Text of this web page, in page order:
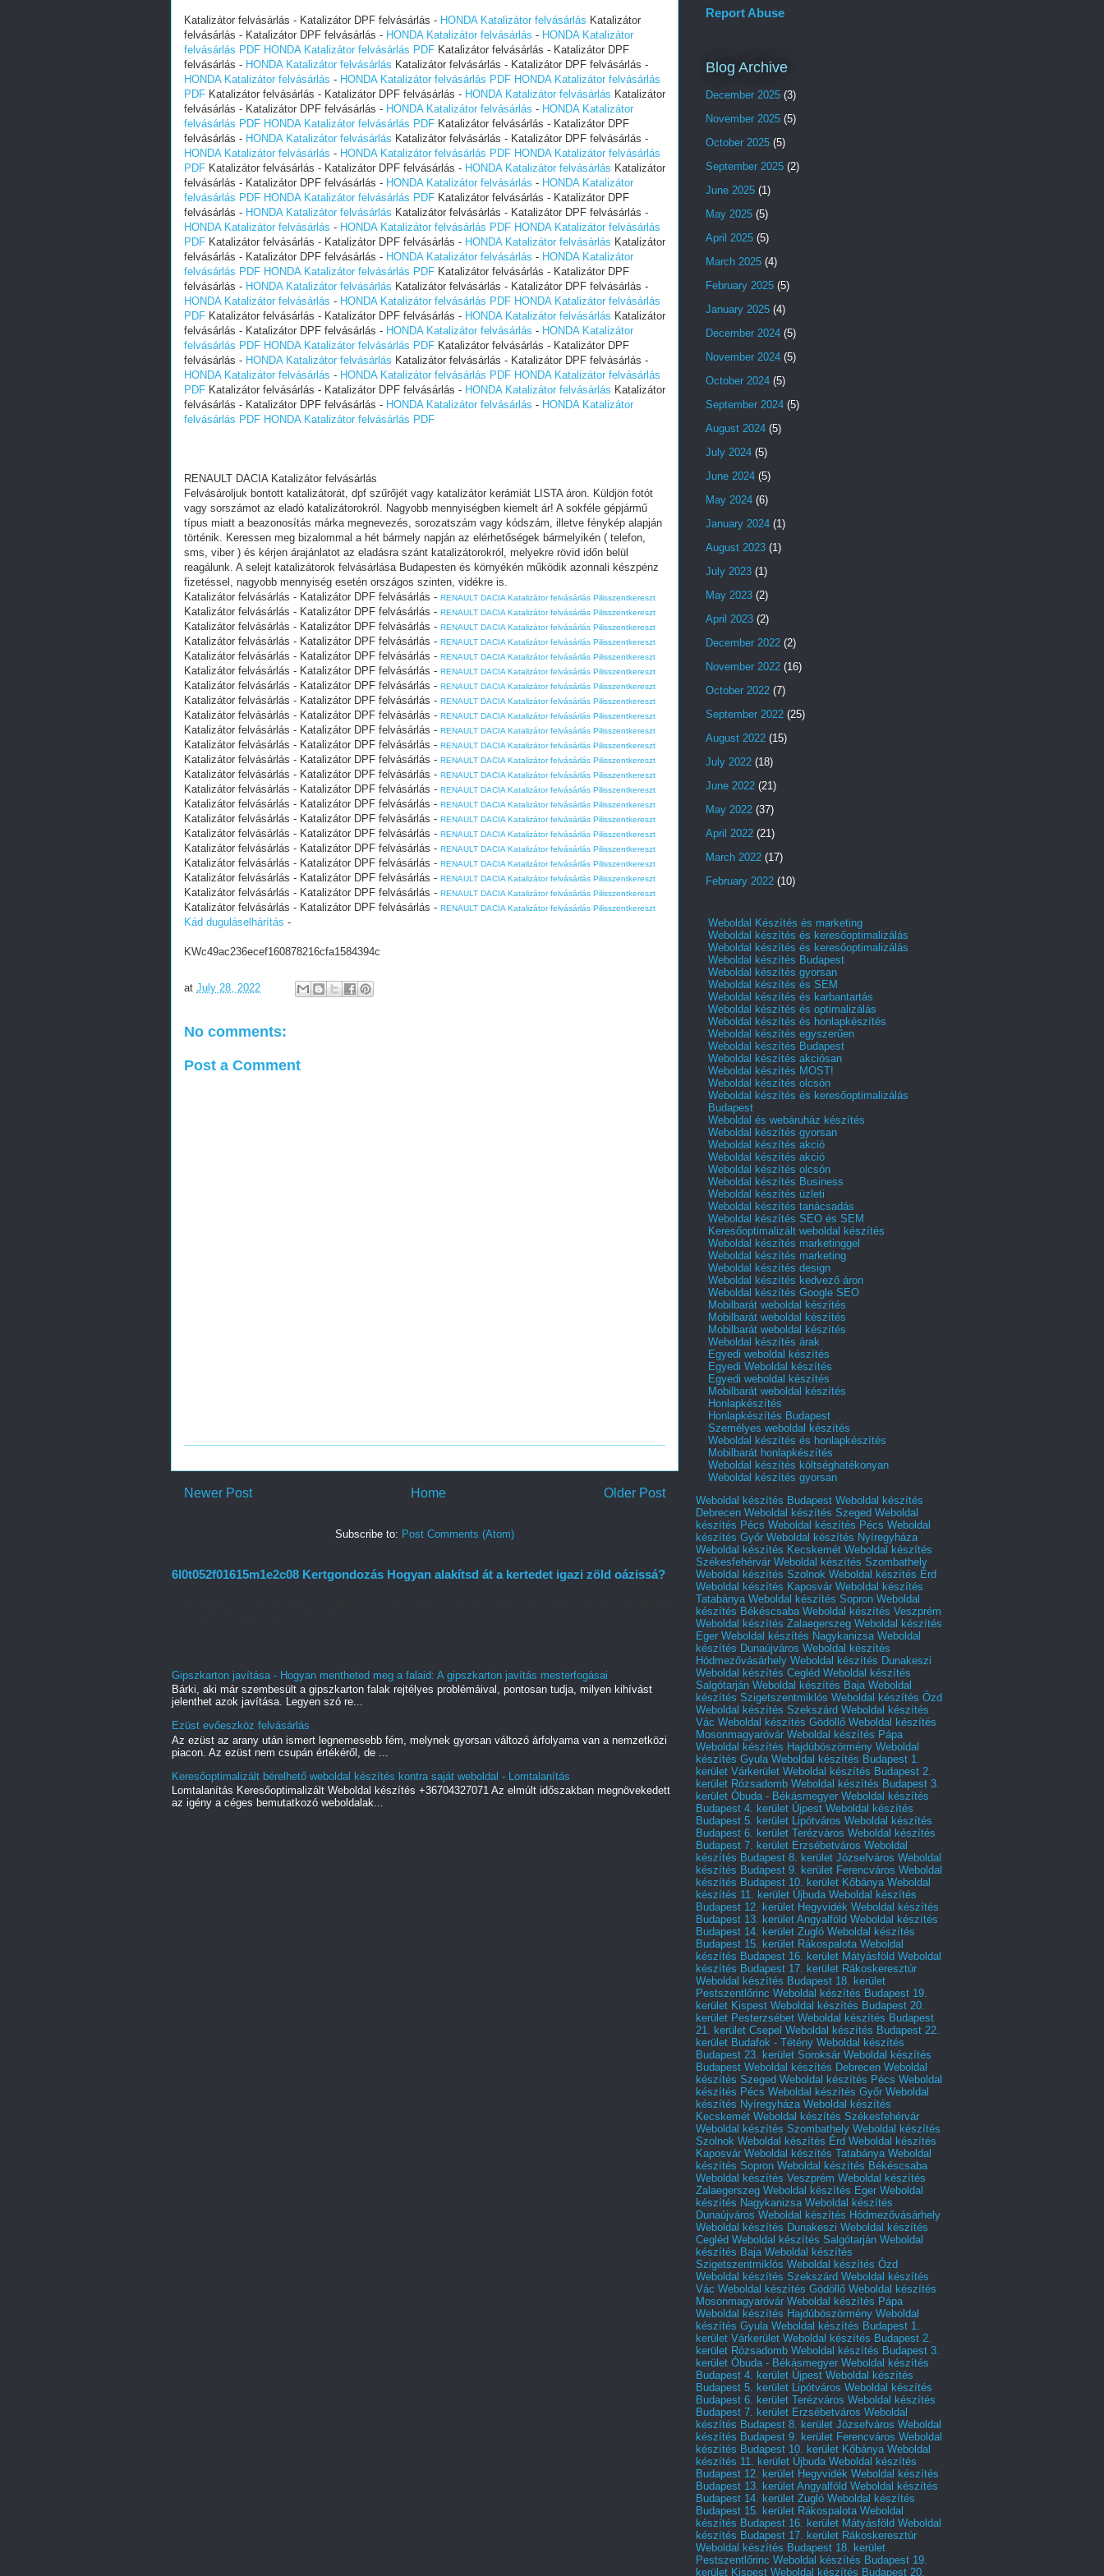
Katalizátor felvásárlás - Katalizátor DPF felvásárlás - HONDA Katalizátor felvásárlás Katalizátor
felvásárlás - Katalizátor DPF felvásárlás - HONDA Katalizátor felvásárlás - HONDA Katalizátor
felvásárlás PDF HONDA Katalizátor felvásárlás PDF Katalizátor felvásárlás - Katalizátor DPF
felvásárlás - HONDA Katalizátor felvásárlás Katalizátor felvásárlás - Katalizátor DPF felvásárlás -
HONDA Katalizátor felvásárlás - HONDA Katalizátor felvásárlás PDF HONDA Katalizátor felvásárlás
PDF Katalizátor felvásárlás - Katalizátor DPF felvásárlás - HONDA Katalizátor felvásárlás Katalizátor
felvásárlás - Katalizátor DPF felvásárlás - HONDA Katalizátor felvásárlás - HONDA Katalizátor
felvásárlás PDF HONDA Katalizátor felvásárlás PDF Katalizátor felvásárlás - Katalizátor DPF
felvásárlás - HONDA Katalizátor felvásárlás Katalizátor felvásárlás - Katalizátor DPF felvásárlás -
HONDA Katalizátor felvásárlás - HONDA Katalizátor felvásárlás PDF HONDA Katalizátor felvásárlás
PDF Katalizátor felvásárlás - Katalizátor DPF felvásárlás - HONDA Katalizátor felvásárlás Katalizátor
felvásárlás - Katalizátor DPF felvásárlás - HONDA Katalizátor felvásárlás - HONDA Katalizátor
felvásárlás PDF HONDA Katalizátor felvásárlás PDF Katalizátor felvásárlás - Katalizátor DPF
felvásárlás - HONDA Katalizátor felvásárlás Katalizátor felvásárlás - Katalizátor DPF felvásárlás -
HONDA Katalizátor felvásárlás - HONDA Katalizátor felvásárlás PDF HONDA Katalizátor felvásárlás
PDF Katalizátor felvásárlás - Katalizátor DPF felvásárlás - HONDA Katalizátor felvásárlás Katalizátor
felvásárlás - Katalizátor DPF felvásárlás - HONDA Katalizátor felvásárlás - HONDA Katalizátor
felvásárlás PDF HONDA Katalizátor felvásárlás PDF Katalizátor felvásárlás - Katalizátor DPF
felvásárlás - HONDA Katalizátor felvásárlás Katalizátor felvásárlás - Katalizátor DPF felvásárlás -
HONDA Katalizátor felvásárlás - HONDA Katalizátor felvásárlás PDF HONDA Katalizátor felvásárlás
PDF Katalizátor felvásárlás - Katalizátor DPF felvásárlás - HONDA Katalizátor felvásárlás Katalizátor
felvásárlás - Katalizátor DPF felvásárlás - HONDA Katalizátor felvásárlás - HONDA Katalizátor
felvásárlás PDF HONDA Katalizátor felvásárlás PDF Katalizátor felvásárlás - Katalizátor DPF
felvásárlás - HONDA Katalizátor felvásárlás Katalizátor felvásárlás - Katalizátor DPF felvásárlás -
HONDA Katalizátor felvásárlás - HONDA Katalizátor felvásárlás PDF HONDA Katalizátor felvásárlás
PDF Katalizátor felvásárlás - Katalizátor DPF felvásárlás - HONDA Katalizátor felvásárlás Katalizátor
felvásárlás - Katalizátor DPF felvásárlás - HONDA Katalizátor felvásárlás - HONDA Katalizátor
felvásárlás PDF HONDA Katalizátor felvásárlás PDF
RENAULT DACIA Katalizátor felvásárlás
Felvásároljuk bontott katalizátorát, dpf szűrőjét vagy katalizátor kerámiát LISTA áron. Küldjön fotót
vagy sorszámot az eladó katalizátorokról. Nagyobb mennyiségben kiemelt ár! A sokféle gépjármű
típus miatt a beazonosítás márka megnevezés, sorozatszám vagy kódszám, illetve fénykép alapján
történik. Keressen meg bizalommal a hét bármely napján az elérhetőségek bármelyikén ( telefon,
sms, viber ) és kérjen árajánlatot az eladásra szánt katalizátorokról, melyekre rövid időn belül
reagálunk. A selejt katalizátorok felvásárlása Budapesten és környékén működik azonnali készpénz
fizetéssel, nagyobb mennyiség esetén országos szinten, vidékre is.
Katalizátor felvásárlás - Katalizátor DPF felvásárlás - RENAULT DACIA Katalizátor felvásárlás Pilisszentkereszt
Katalizátor felvásárlás - Katalizátor DPF felvásárlás - RENAULT DACIA Katalizátor felvásárlás Pilisszentkereszt
Katalizátor felvásárlás - Katalizátor DPF felvásárlás - RENAULT DACIA Katalizátor felvásárlás Pilisszentkereszt
Katalizátor felvásárlás - Katalizátor DPF felvásárlás - RENAULT DACIA Katalizátor felvásárlás Pilisszentkereszt
Katalizátor felvásárlás - Katalizátor DPF felvásárlás - RENAULT DACIA Katalizátor felvásárlás Pilisszentkereszt
Katalizátor felvásárlás - Katalizátor DPF felvásárlás - RENAULT DACIA Katalizátor felvásárlás Pilisszentkereszt
Katalizátor felvásárlás - Katalizátor DPF felvásárlás - RENAULT DACIA Katalizátor felvásárlás Pilisszentkereszt
Katalizátor felvásárlás - Katalizátor DPF felvásárlás - RENAULT DACIA Katalizátor felvásárlás Pilisszentkereszt
Katalizátor felvásárlás - Katalizátor DPF felvásárlás - RENAULT DACIA Katalizátor felvásárlás Pilisszentkereszt
Katalizátor felvásárlás - Katalizátor DPF felvásárlás - RENAULT DACIA Katalizátor felvásárlás Pilisszentkereszt
Katalizátor felvásárlás - Katalizátor DPF felvásárlás - RENAULT DACIA Katalizátor felvásárlás Pilisszentkereszt
Katalizátor felvásárlás - Katalizátor DPF felvásárlás - RENAULT DACIA Katalizátor felvásárlás Pilisszentkereszt
Katalizátor felvásárlás - Katalizátor DPF felvásárlás - RENAULT DACIA Katalizátor felvásárlás Pilisszentkereszt
Katalizátor felvásárlás - Katalizátor DPF felvásárlás - RENAULT DACIA Katalizátor felvásárlás Pilisszentkereszt
Katalizátor felvásárlás - Katalizátor DPF felvásárlás - RENAULT DACIA Katalizátor felvásárlás Pilisszentkereszt
Katalizátor felvásárlás - Katalizátor DPF felvásárlás - RENAULT DACIA Katalizátor felvásárlás Pilisszentkereszt
Katalizátor felvásárlás - Katalizátor DPF felvásárlás - RENAULT DACIA Katalizátor felvásárlás Pilisszentkereszt
Katalizátor felvásárlás - Katalizátor DPF felvásárlás - RENAULT DACIA Katalizátor felvásárlás Pilisszentkereszt
Katalizátor felvásárlás - Katalizátor DPF felvásárlás - RENAULT DACIA Katalizátor felvásárlás Pilisszentkereszt
Katalizátor felvásárlás - Katalizátor DPF felvásárlás - RENAULT DACIA Katalizátor felvásárlás Pilisszentkereszt
Katalizátor felvásárlás - Katalizátor DPF felvásárlás - RENAULT DACIA Katalizátor felvásárlás Pilisszentkereszt
Katalizátor felvásárlás - Katalizátor DPF felvásárlás - RENAULT DACIA Katalizátor felvásárlás Pilisszentkereszt
Kád duguláselhárítás -
KWc49ac236ecef160878216cfa1584394c
at July 28, 2022
No comments:
Post a Comment
Newer Post Older Post
Home
Subscribe to: Post Comments (Atom)
6l0t052f01615m1e2c08 Kertgondozás Hogyan alakítsd át a kertedet igazi zöld oázissá?
Gipszkarton javítása - Hogyan mentheted meg a falaid: A gipszkarton javítás mesterfogásai
Bárki, aki már szembesült a gipszkarton falak rejtélyes problémáival, pontosan tudja, milyen kihívást
jelenthet azok javítása. Legyen szó re...
Ezüst evőeszköz felvásárlás
Az ezüst az arany után ismert legnemesebb fém, melynek gyorsan változó árfolyama van a nemzetközi
piacon. Az ezüst nem csupán értékéről, de ...
Keresőoptimalizált bérelhető weboldal készítés kontra saját weboldal - Lomtalanítás
Lomtalanítás Keresőoptimalizált Weboldal készítés +36704327071 Az elmúlt időszakban megnövekedett
az igény a céges bemutatkozó weboldalak...
Report Abuse
Blog Archive
December 2025 (3)
November 2025 (5)
October 2025 (5)
September 2025 (2)
June 2025 (1)
May 2025 (5)
April 2025 (5)
March 2025 (4)
February 2025 (5)
January 2025 (4)
December 2024 (5)
November 2024 (5)
October 2024 (5)
September 2024 (5)
August 2024 (5)
July 2024 (5)
June 2024 (5)
May 2024 (6)
January 2024 (1)
August 2023 (1)
July 2023 (1)
May 2023 (2)
April 2023 (2)
December 2022 (2)
November 2022 (16)
October 2022 (7)
September 2022 (25)
August 2022 (15)
July 2022 (18)
June 2022 (21)
May 2022 (37)
April 2022 (21)
March 2022 (17)
February 2022 (10)
Weboldal Készítés és marketing
Weboldal készítés és keresőoptimalizálás
Weboldal készítés és keresőoptimalizálás
Weboldal készítés Budapest
Weboldal készítés gyorsan
Weboldal készítés és SEM
Weboldal készítés és karbantartás
Weboldal készítés és optimalizálás
Weboldal készítés és honlapkészítés
Weboldal készítés egyszerűen
Weboldal készítés Budapest
Weboldal készítés akciósan
Weboldal készítés MOST!
Weboldal készítés olcsón
Weboldal készítés és keresőoptimalizálás
Budapest
Weboldal és webáruház készítés
Weboldal készítés gyorsan
Weboldal készítés akció
Weboldal készítés akció
Weboldal készítés olcsón
Weboldal készítés Business
Weboldal készítés üzleti
Weboldal készítés tanácsadás
Weboldal készítés SEO és SEM
Keresőoptimalizált weboldal készítés
Weboldal készítés marketinggel
Weboldal készítés marketing
Weboldal készítés design
Weboldal készítés kedvező áron
Weboldal készítés Google SEO
Mobilbarát weboldal készítés
Mobilbarát weboldal készítés
Mobilbarát weboldal készítés
Weboldal készítés árak
Egyedi weboldal készítés
Egyedi Weboldal készítés
Egyedi weboldal készítés
Mobilbarát weboldal készítés
Honlapkészítés
Honlapkészítés Budapest
Személyes weboldal készítés
Weboldal készítés és honlapkészítés
Mobilbarát honlapkészítés
Weboldal készítés költséghatékonyan
Weboldal készítés gyorsan
Weboldal készítés Budapest Weboldal készítés
Debrecen Weboldal készítés Szeged Weboldal
készítés Pécs Weboldal készítés Pécs Weboldal
készítés Győr Weboldal készítés Nyíregyháza
Weboldal készítés Kecskemét Weboldal készítés
Székesfehérvár Weboldal készítés Szombathely
Weboldal készítés Szolnok Weboldal készítés Érd
Weboldal készítés Kaposvár Weboldal készítés
Tatabánya Weboldal készítés Sopron Weboldal
készítés Békéscsaba Weboldal készítés Veszprém
Weboldal készítés Zalaegerszeg Weboldal készítés
Eger Weboldal készítés Nagykanizsa Weboldal
készítés Dunaújváros Weboldal készítés
Hódmezővásárhely Weboldal készítés Dunakeszi
Weboldal készítés Cegléd Weboldal készítés
Salgótarján Weboldal készítés Baja Weboldal
készítés Szigetszentmiklós Weboldal készítés Ózd
Weboldal készítés Szekszárd Weboldal készítés
Vác Weboldal készítés Gödöllő Weboldal készítés
Mosonmagyaróvár Weboldal készítés Pápa
Weboldal készítés Hajdúböszörmény Weboldal
készítés Gyula Weboldal készítés Budapest 1.
kerület Várkerület Weboldal készítés Budapest 2.
kerület Rózsadomb Weboldal készítés Budapest 3.
kerület Óbuda - Békásmegyer Weboldal készítés
Budapest 4. kerület Újpest Weboldal készítés
Budapest 5. kerület Lipótváros Weboldal készítés
Budapest 6. kerület Terézváros Weboldal készítés
Budapest 7. kerület Erzsébetváros Weboldal
készítés Budapest 8. kerület Józsefváros Weboldal
készítés Budapest 9. kerület Ferencváros Weboldal
készítés Budapest 10. kerület Kőbánya Weboldal
készítés 11. kerület Újbuda Weboldal készítés
Budapest 12. kerület Hegyvidék Weboldal készítés
Budapest 13. kerület Angyalföld Weboldal készítés
Budapest 14. kerület Zugló Weboldal készítés
Budapest 15. kerület Rákospalota Weboldal
készítés Budapest 16. kerület Mátyásföld Weboldal
készítés Budapest 17. kerület Rákoskeresztúr
Weboldal készítés Budapest 18. kerület
Pestszentlőrinc Weboldal készítés Budapest 19.
kerület Kispest Weboldal készítés Budapest 20.
kerület Pesterzsébet Weboldal készítés Budapest
21. kerület Csepel Weboldal készítés Budapest 22.
kerület Budafok - Tétény Weboldal készítés
Budapest 23. kerület Soroksár Weboldal készítés
Budapest Weboldal készítés Debrecen Weboldal
készítés Szeged Weboldal készítés Pécs Weboldal
készítés Pécs Weboldal készítés Győr Weboldal
készítés Nyíregyháza Weboldal készítés
Kecskemét Weboldal készítés Székesfehérvár
Weboldal készítés Szombathely Weboldal készítés
Szolnok Weboldal készítés Érd Weboldal készítés
Kaposvár Weboldal készítés Tatabánya Weboldal
készítés Sopron Weboldal készítés Békéscsaba
Weboldal készítés Veszprém Weboldal készítés
Zalaegerszeg Weboldal készítés Eger Weboldal
készítés Nagykanizsa Weboldal készítés
Dunaújváros Weboldal készítés Hódmezővásárhely
Weboldal készítés Dunakeszi Weboldal készítés
Cegléd Weboldal készítés Salgótarján Weboldal
készítés Baja Weboldal készítés
Szigetszentmiklós Weboldal készítés Ózd
Weboldal készítés Szekszárd Weboldal készítés
Vác Weboldal készítés Gödöllő Weboldal készítés
Mosonmagyaróvár Weboldal készítés Pápa
Weboldal készítés Hajdúböszörmény Weboldal
készítés Gyula Weboldal készítés Budapest 1.
kerület Várkerület Weboldal készítés Budapest 2.
kerület Rózsadomb Weboldal készítés Budapest 3.
kerület Óbuda - Békásmegyer Weboldal készítés
Budapest 4. kerület Újpest Weboldal készítés
Budapest 5. kerület Lipótváros Weboldal készítés
Budapest 6. kerület Terézváros Weboldal készítés
Budapest 7. kerület Erzsébetváros Weboldal
készítés Budapest 8. kerület Józsefváros Weboldal
készítés Budapest 9. kerület Ferencváros Weboldal
készítés Budapest 10. kerület Kőbánya Weboldal
készítés 11. kerület Újbuda Weboldal készítés
Budapest 12. kerület Hegyvidék Weboldal készítés
Budapest 13. kerület Angyalföld Weboldal készítés
Budapest 14. kerület Zugló Weboldal készítés
Budapest 15. kerület Rákospalota Weboldal
készítés Budapest 16. kerület Mátyásföld Weboldal
készítés Budapest 17. kerület Rákoskeresztúr
Weboldal készítés Budapest 18. kerület
Pestszentlőrinc Weboldal készítés Budapest 19.
kerület Kispest Weboldal készítés Budapest 20.